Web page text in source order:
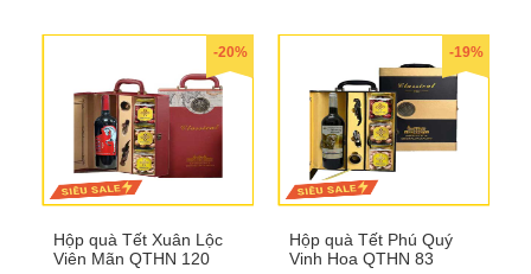
-20%
Hộp quà Tết Xuân Lộc
Viên Mãn QTHN 120
-19%
Hộp quà Tết Phú Quý
Vinh Hoa QTHN 83